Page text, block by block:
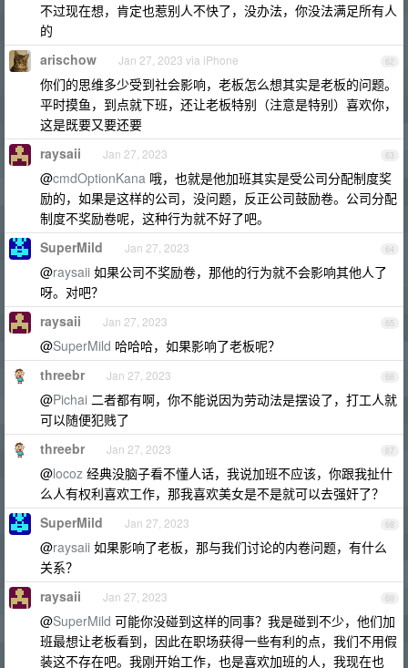
不过现在想，肯定也惹别人不快了，没办法，你没法满足所有人
的
62
arischow Jan 27, 2023 via iPhone
你们的思维多少受到社会影响，老板怎么想其实是老板的问题。
平时摸鱼，到点就下班，还让老板特别（注意是特别）喜欢你，
这是既要又要还要
63
raysaii Jan 27, 2023
@cmdOptionKana 哦，也就是他加班其实是受公司分配制度奖
励的，如果是这样的公司，没问题，反正公司鼓励卷。公司分配
制度不奖励卷呢，这种行为就不好了吧。
64
SuperMild Jan 27, 2023
@raysaii 如果公司不奖励卷，那他的行为就不会影响其他人了
呀。对吧？
65
raysaii Jan 27, 2023
@SuperMild 哈哈哈，如果影响了老板呢？
66
threebr Jan 27, 2023
@Pichai 二者都有啊，你不能说因为劳动法是摆设了，打工人就
可以随便犯贱了
67
threebr Jan 27, 2023
@locoz 经典没脑子看不懂人话，我说加班不应该，你跟我扯什
么人有权利喜欢工作，那我喜欢美女是不是就可以去强奸了？
68
SuperMild Jan 27, 2023
@raysaii 如果影响了老板，那与我们讨论的内卷问题，有什么
关系？
69
raysaii Jan 27, 2023
@SuperMild 可能你没碰到这样的同事？我是碰到不少，他们加
班最想让老板看到，因此在职场获得一些有利的点，我们不用假
装这不存在吧。我刚开始工作，也是喜欢加班的人，我现在也